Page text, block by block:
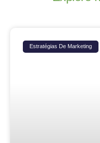
Estratégias De Marketing